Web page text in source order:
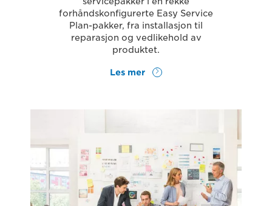
forhåndskonfigurerte Easy Service
Plan-pakker, fra installasjon til
reparasjon og vedlikehold av
produktet.
Les mer